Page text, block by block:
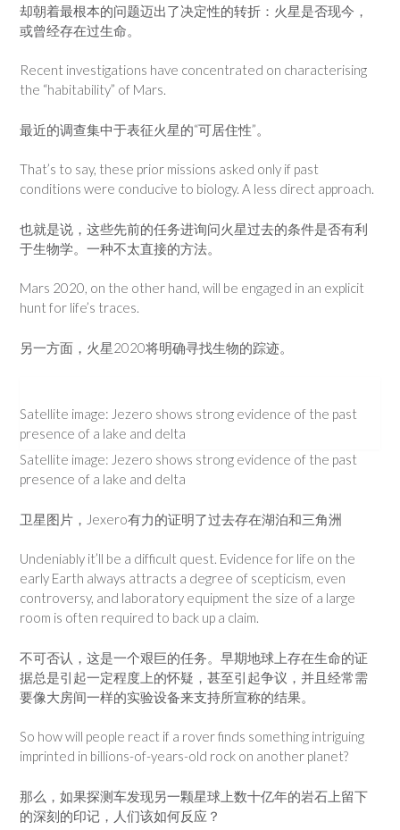
却朝着最根本的问题迈出了决定性的转折：火星是否现今，
或曾经存在过生命。
Recent investigations have concentrated on characterising
the “habitability” of Mars.
最近的调查集中于表征火星的“可居住性”。
That’s to say, these prior missions asked only if past
conditions were conducive to biology. A less direct approach.
也就是说，这些先前的任务进询问火星过去的条件是否有利
于生物学。一种不太直接的方法。
Mars 2020, on the other hand, will be engaged in an explicit
hunt for life’s traces.
另一方面，火星2020将明确寻找生物的踪迹。
Satellite image: Jezero shows strong evidence of the past
presence of a lake and delta
Satellite image: Jezero shows strong evidence of the past
presence of a lake and delta
卫星图片，Jexero有力的证明了过去存在湖泊和三角洲
Undeniably it’ll be a difficult quest. Evidence for life on the
early Earth always attracts a degree of scepticism, even
controversy, and laboratory equipment the size of a large
room is often required to back up a claim.
不可否认，这是一个艰巨的任务。早期地球上存在生命的证
据总是引起一定程度上的怀疑，甚至引起争议，并且经常需
要像大房间一样的实验设备来支持所宣称的结果。
So how will people react if a rover finds something intriguing
imprinted in billions-of-years-old rock on another planet?
那么，如果探测车发现另一颗星球上数十亿年的岩石上留下
的深刻的印记，人们该如何反应？